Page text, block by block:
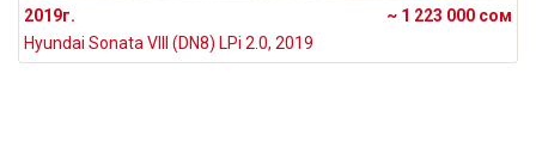
2019г.
~ 1 223 000 сом
Hyundai Sonata VIII (DN8) LPi 2.0, 2019